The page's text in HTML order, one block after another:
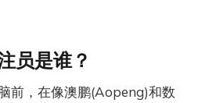
员是谁？
前，在像澳鹏(Aopeng)和数